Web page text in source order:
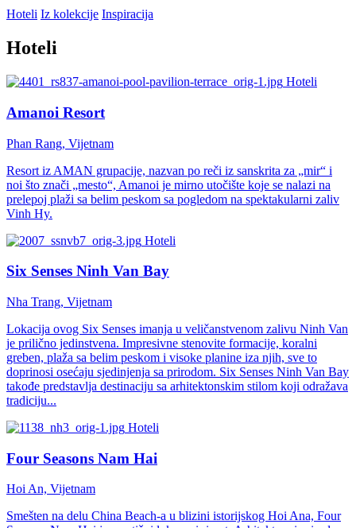
Hoteli Iz kolekcije Inspiracija
Hoteli
Hoteli
Amanoi Resort
Phan Rang, Vijetnam
Resort iz AMAN grupacije, nazvan po reči iz sanskrita za „mir“ i
noi što znači „mesto“, Amanoi je mirno utočište koje se nalazi na
prelepoj plaži sa belim peskom sa pogledom na spektakularni zaliv
Vinh Hy.
Hoteli
Six Senses Ninh Van Bay
Nha Trang, Vijetnam
Lokacija ovog Six Senses imanja u veličanstvenom zalivu Ninh Van
je prilično jedinstvena. Impresivne stenovite formacije, koralni
greben, plaža sa belim peskom i visoke planine iza njih, sve to
doprinosi osećaju sjedinjenja sa prirodom. Six Senses Ninh Van Bay
takođe predstavlja destinaciju sa arhitektonskim stilom koji odražava
tradiciju...
Hoteli
Four Seasons Nam Hai
Hoi An, Vijetnam
Smešten na delu China Beach-a u blizini istorijskog Hoi Ana, Four